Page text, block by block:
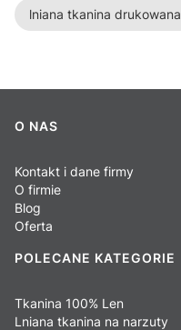
lniana tkanina drukowana
Linki w stopce
O NAS
Kontakt i dane firmy
O firmie
Blog
Oferta
POLECANE KATEGORIE
Tkanina 100% Len
Lniana tkanina na narzuty